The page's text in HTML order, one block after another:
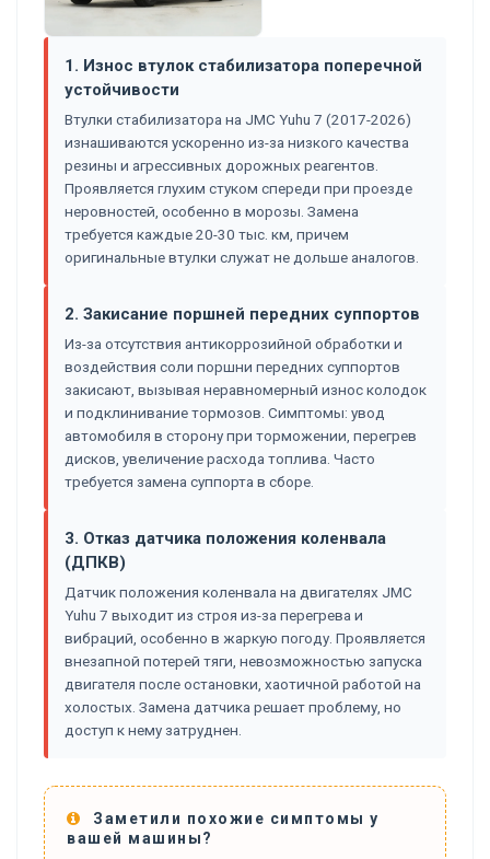
1. Износ втулок стабилизатора поперечной
устойчивости
Втулки стабилизатора на JMC Yuhu 7 (2017-2026)
изнашиваются ускоренно из-за низкого качества
резины и агрессивных дорожных реагентов.
Проявляется глухим стуком спереди при проезде
неровностей, особенно в морозы. Замена
требуется каждые 20-30 тыс. км, причем
оригинальные втулки служат не дольше аналогов.
2. Закисание поршней передних суппортов
Из-за отсутствия антикоррозийной обработки и
воздействия соли поршни передних суппортов
закисают, вызывая неравномерный износ колодок
и подклинивание тормозов. Симптомы: увод
автомобиля в сторону при торможении, перегрев
дисков, увеличение расхода топлива. Часто
требуется замена суппорта в сборе.
3. Отказ датчика положения коленвала
(ДПКВ)
Датчик положения коленвала на двигателях JMC
Yuhu 7 выходит из строя из-за перегрева и
вибраций, особенно в жаркую погоду. Проявляется
внезапной потерей тяги, невозможностью запуска
двигателя после остановки, хаотичной работой на
холостых. Замена датчика решает проблему, но
доступ к нему затруднен.
Заметили похожие симптомы у
вашей машины?